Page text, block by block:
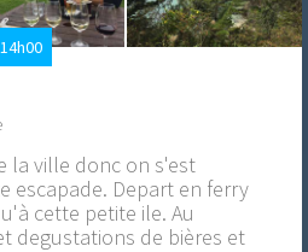
la ville donc on s'est
escapade. Depart en ferry
cette petite ile. Au
degustations de bières et